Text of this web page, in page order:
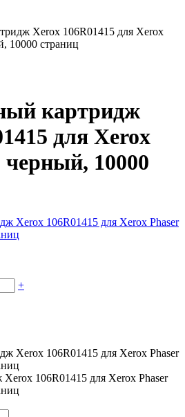
Xerox 106R01415 для Xerox
10000 страниц
картридж
для Xerox
черный, 10000
+
106R01415 для Xerox Phaser